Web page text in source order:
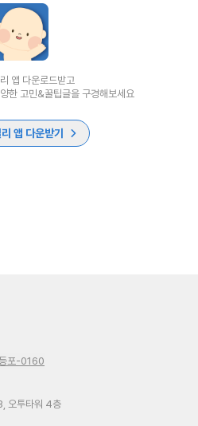
앱 다운로드받고
한 고민&꿀팁글을 구경해보세요
앱 다운받기
포-0160
오투타워 4층